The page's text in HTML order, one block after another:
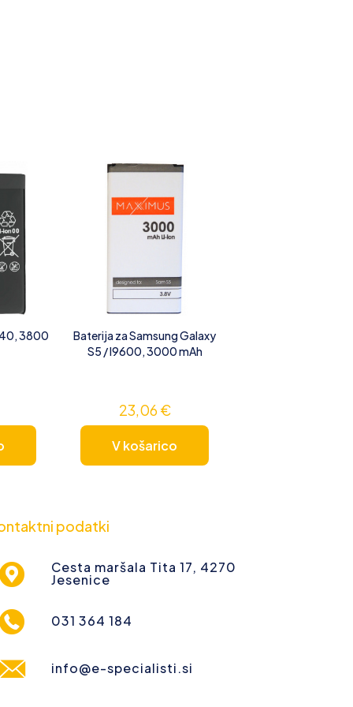
3800
Baterija za Samsung Galaxy
S5 / I9600, 3000 mAh
23,06€
V košarico
podatki
Cesta maršala Tita 17, 4270
Jesenice
031 364 184
info@e-specialisti.si